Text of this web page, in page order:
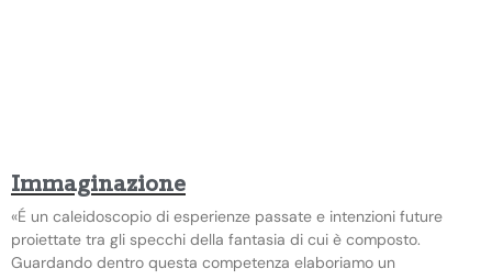
Immaginazione
«É un caleidoscopio di esperienze passate e intenzioni future
proiettate tra gli specchi della fantasia di cui è composto.
Guardando dentro questa competenza elaboriamo un